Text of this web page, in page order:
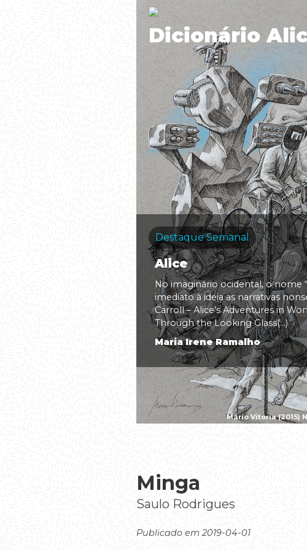
Mário Vitória (2015)
Dicionário
Destaque Semanal
Alice
No imaginário ocidental, o nome
imediato à ideia as narrativas
Carroll – Alice’s Adventures in
Through the Looking Glass(...)
Maria Irene Ramalho
Minga
Saulo Rodrigues
Publicado em 2019-04-01